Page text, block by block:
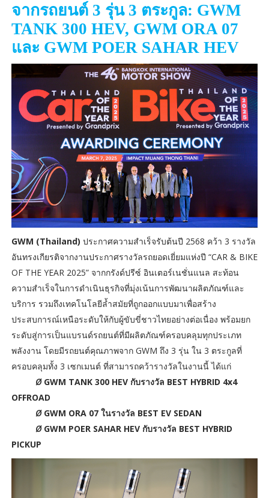
จากรถยนต์ 3 รุ่น 3 ตระกูล: GWM
TANK 300 HEV, GWM ORA 07
และ GWM POER SAHAR HEV
GWM (Thailand) ประกาศความสำเร็จรับต้นปี 2568 คว้า 3 รางวัล
อันทรงเกียรติจากงานประกาศรางวัลรถยอดเยี่ยมแห่งปี “CAR & BIKE
OF THE YEAR 2025” จากกรังด์ปรีซ์ อินเตอร์เนชั่นแนล สะท้อน
ความสำเร็จในการดำเนินธุรกิจที่มุ่งเน้นการพัฒนาผลิตภัณฑ์และ
บริการ รวมถึงเทคโนโลยีล้ำสมัยที่ถูกออกแบบมาเพื่อสร้าง
ประสบการณ์เหนือระดับให้กับผู้ขับขี่ชาวไทยอย่างต่อเนื่อง พร้อมยก
ระดับสู่การเป็นแบรนด์รถยนต์ที่มีผลิตภัณฑ์ครอบคลุมทุกประเภท
พลังงาน โดยมีรถยนต์คุณภาพจาก GWM ถึง 3 รุ่น ใน 3 ตระกูลที่
ครอบคลุมทั้ง 3 เซกเมนต์ ที่สามารถคว้ารางวัลในงานนี้ ได้แก่
ØGWM TANK 300 HEV กับรางวัล BEST HYBRID 4x4
OFFROAD
ØGWM ORA 07 ในรางวัล BEST EV SEDAN
ØGWM POER SAHAR HEV กับรางวัล BEST HYBRID
PICKUP